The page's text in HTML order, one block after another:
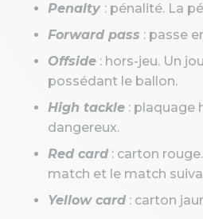
Penalty : pénalité. La
Forward pass : passe
Offside : hors-jeu. Un
possédant le ballon.
High tackle : plaquage
dangereux.
Red card: carton
match et le match
Yellow card: carton